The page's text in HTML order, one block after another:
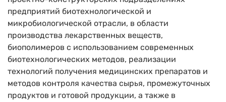
предприятий биотехнологической и
микробиологической отрасли, в области
производства лекарственных веществ,
биополимеров с использованием современных
биотехнологических методов, реализации
технологий получения медицинских препаратов и
методов контроля качества сырья, промежуточных
продуктов и готовой продукции, а также в